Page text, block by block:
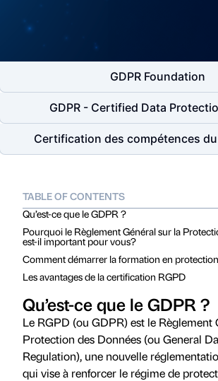
GDPR Foundation
GDPR - Certified Data
Certification des compétences du
TABLE OF CONTENTS
Qu’est-ce que le GDPR ?
Pourquoi le Règlement Général sur la
est-il important pour vous?
Comment démarrer la formation en
Les avantages de la certification RGPD
Qu’est-ce que le GDPR ?
Le RGPD (ou GDPR) est le Règlement
Protection des Données (ou General
Regulation), une nouvelle
qui vise à renforcer le régime de